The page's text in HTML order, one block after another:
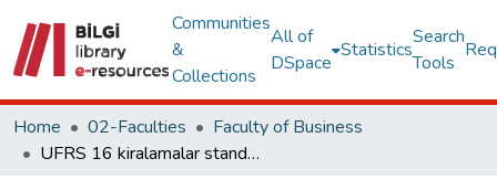
Communities
&
Collections
All of
DSpace
Statistics
Search
Tools
Home 02-Faculties
Faculty of Business
UFRS 16 kiralamalar standardının ilk uygulamasının BİST’te işlem gören şirketler üzerindeki finansal etkileri